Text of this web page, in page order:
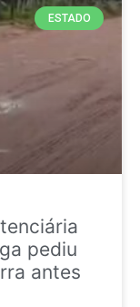
ESTADO
pediu
antes